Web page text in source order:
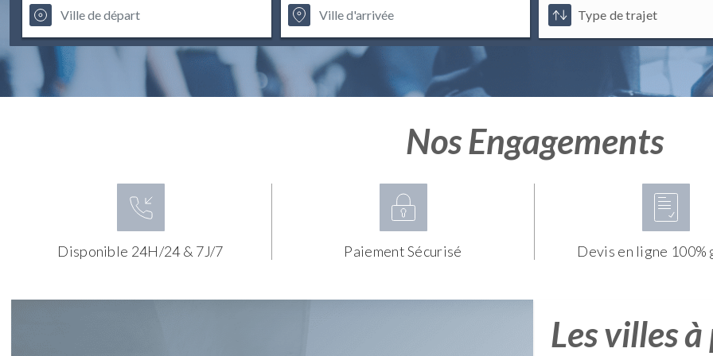
Nos Engagements
Disponible 24H/24 & 7J/7 Paiement Sécurisé Devis en ligne
Les villes